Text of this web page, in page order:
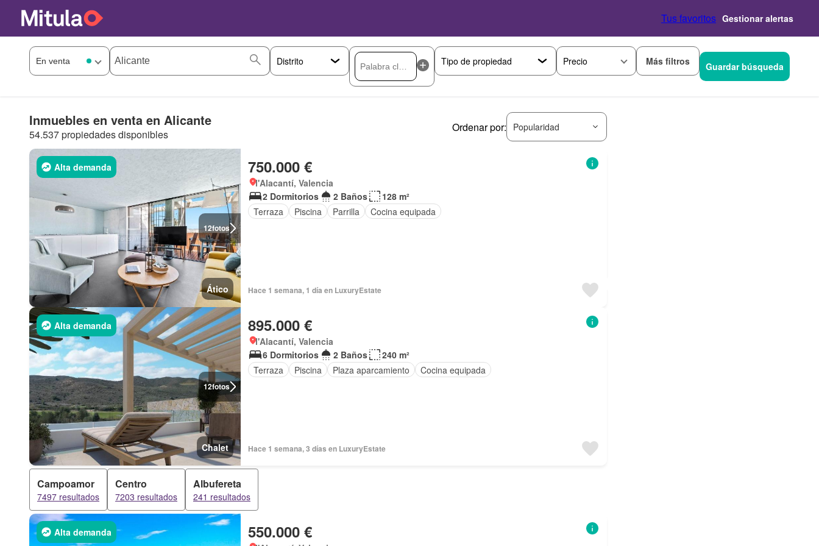
Tus favoritos Gestionar alertas
Precio Más filtros Guardar búsqueda
Inmuebles en venta en Alicante
54.537 propiedades disponibles
Ordenar por: Popularidad
12fotos
Alta demanda
Ático
750.000 €
l'Alacantí, Valencia
2 Dormitorios
2 Baños
128 m²
Terraza
Piscina Parrilla Cocina equipada
Hace 1 semana, 1 día en LuxuryEstate
12fotos
Alta demanda
Chalet
895.000 €
l'Alacantí, Valencia
6 Dormitorios
2 Baños
240 m²
Terraza
Piscina Plaza aparcamiento Cocina equipada
Hace 1 semana, 3 días en LuxuryEstate
Campoamor
7497 resultados
Centro
7203 resultados
Albufereta
241 resultados
Alta demanda 550.000 €